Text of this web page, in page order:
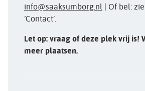
info@saaksumborg.nl | Of bel:
‘Contact’.
Let op: vraag of deze plek vrij is!
meer plaatsen.